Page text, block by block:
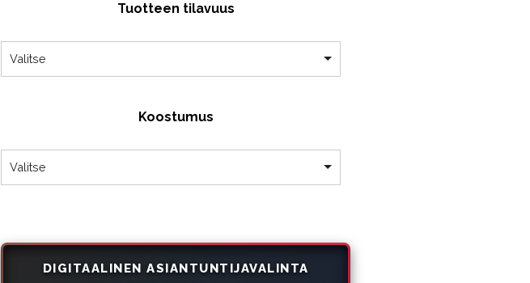
Tuotteen tilavuus
Valitse
Koostumus
Valitse
DIGITAALINEN ASIANTUNTIJAVALINTA